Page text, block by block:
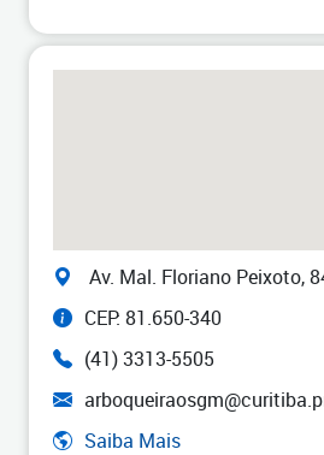
Av. Mal. Floriano Peixoto,
CEP: 81.650-340
(41) 3313-5505
Saiba Mais